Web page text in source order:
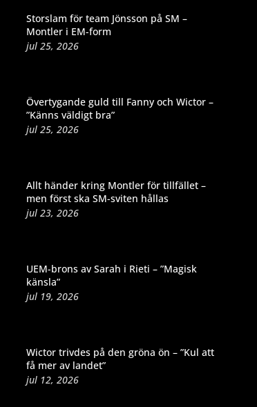
Storslam för team Jönsson på SM –
Montler i EM-form
jul 25, 2026
Övertygande guld till Fanny och Wictor –
”Känns väldigt bra”
jul 25, 2026
Allt händer kring Montler för tillfället –
men först ska SM-sviten hållas
jul 23, 2026
UEM-brons av Sarah i Rieti – ”Magisk
känsla”
jul 19, 2026
Wictor trivdes på den gröna ön – ”Kul att
få mer av landet”
jul 12, 2026